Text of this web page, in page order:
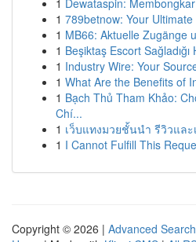
1 Dewataspin:
1 789betnow: Your
1 MB66: Aktuelle Zugänge
1 Beşiktaş Escort
1 Industry Wire: Your
1 What Are the Benefits of
1 Bạch Thủ Tham Khảo:
Chí...
1 เว็บแทงมวยชั้นนำ รีวิวแล
1 I Cannot Fulfill This
Copyright © 2026 | Advanced Search